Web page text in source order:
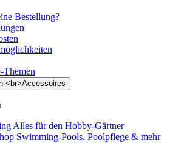
Bestellung?
Alles für den Hobby-Gärtner
Swimming-Pools, Poolpflege & mehr